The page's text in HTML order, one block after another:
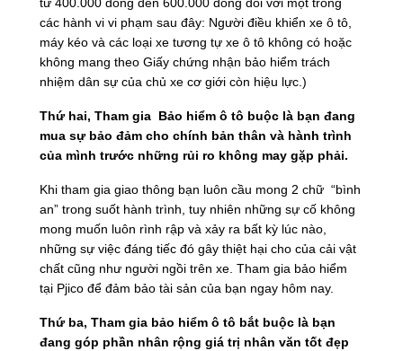
từ 400.000 đồng đến 600.000 đồng đối với một trong
các hành vi vi phạm sau đây: Người điều khiển xe ô tô,
máy kéo và các loại xe tương tự xe ô tô không có hoặc
không mang theo Giấy chứng nhận bảo hiểm trách
nhiệm dân sự của chủ xe cơ giới còn hiệu lực.)
Thứ hai, Tham gia Bảo hiểm ô tô buộc là bạn đang
mua sự bảo đảm cho chính bản thân và hành trình
của mình trước những rủi ro không may gặp phải.
Khi tham gia giao thông bạn luôn cầu mong 2 chữ “bình
an” trong suốt hành trình, tuy nhiên những sự cố không
mong muốn luôn rình rập và xảy ra bất kỳ lúc nào,
những sự việc đáng tiếc đó gây thiệt hại cho của cải vật
chất cũng như người ngồi trên xe. Tham gia bảo hiểm
tại Pjico để đảm bảo tài sản của bạn ngay hôm nay.
Thứ ba, Tham gia bảo hiểm ô tô bắt buộc là bạn
đang góp phần nhân rộng giá trị nhân văn tốt đẹp